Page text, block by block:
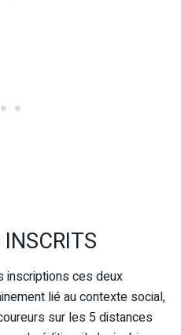
inscriptions ces deux
lié au contexte social,
sur les 5 distances